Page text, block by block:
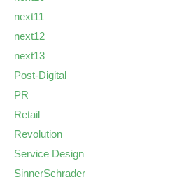
next11
next12
next13
Post-Digital
PR
Retail
Revolution
Service Design
SinnerSchrader